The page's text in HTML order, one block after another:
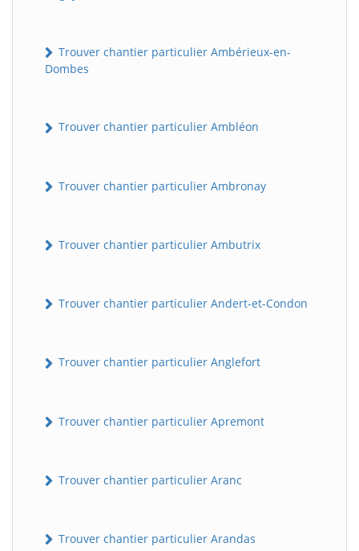
Trouver chantier particulier Ambérieux-en-
Dombes
Trouver chantier particulier Ambléon
Trouver chantier particulier Ambronay
Trouver chantier particulier Ambutrix
Trouver chantier particulier Andert-et-Condon
Trouver chantier particulier Anglefort
Trouver chantier particulier Apremont
Trouver chantier particulier Aranc
Trouver chantier particulier Arandas